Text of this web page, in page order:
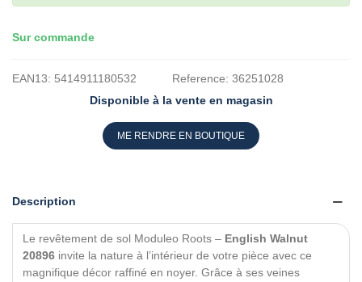
Sur commande
EAN13: 5414911180532 Reference: 36251028
Disponible à la vente en magasin
ME RENDRE EN BOUTIQUE
Description
Le revêtement de sol Moduleo Roots – English Walnut
20896 invite la nature à l’intérieur de votre pièce avec ce
magnifique décor raffiné en noyer. Grâce à ses veines